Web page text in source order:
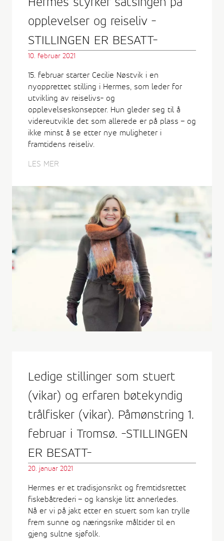
opplevelser og reiseliv -
STILLINGEN ER BESATT-
10. februar 2021
15. februar starter Cecilie Nøstvik i en
nyopprettet stilling i Hermes, som leder for
utvikling av reiselivs- og
opplevelseskonsepter. Hun gleder seg til å
videreutvikle det som allerede er på plass – og
ikke minst å se etter nye muligheter i
framtidens reiseliv.
LES MER
Ledige stillinger som stuert
(vikar) og erfaren bøtekyndig
trålfisker (vikar). Påmønstring 1.
februar i Tromsø. -STILLINGEN
ER BESATT-
20. januar 2021
Hermes er et tradisjonsrikt og fremtidsrettet
fiskebåtrederi – og kanskje litt annerledes.
Nå er vi på jakt etter en stuert som kan trylle
frem sunne og næringsrike måltider til en
gjeng sultne sjøfolk.